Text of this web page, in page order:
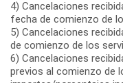
4) Cancelaciones
fecha de comienzo de
5) Cancelaciones
de comienzo de los
6) Cancelaciones
previos al comienzo de